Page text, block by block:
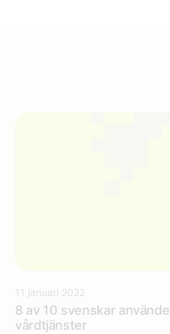
11 januari 2022
8 av 10 svenskar
vårdtjänster